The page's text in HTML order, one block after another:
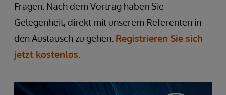
Fragen: Nach dem Vortrag haben Sie
Gelegenheit, direkt mit unserem Referenten in
den Austausch zu gehen. Registrieren Sie sich
jetzt kostenlos.